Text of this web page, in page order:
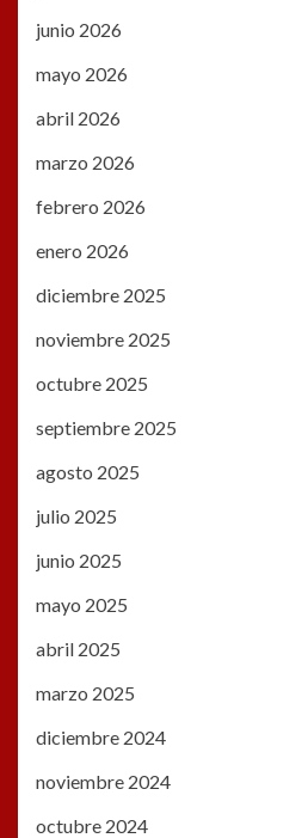
junio 2026
mayo 2026
abril 2026
marzo 2026
febrero 2026
enero 2026
diciembre 2025
noviembre 2025
octubre 2025
septiembre 2025
agosto 2025
julio 2025
junio 2025
mayo 2025
abril 2025
marzo 2025
diciembre 2024
noviembre 2024
octubre 2024